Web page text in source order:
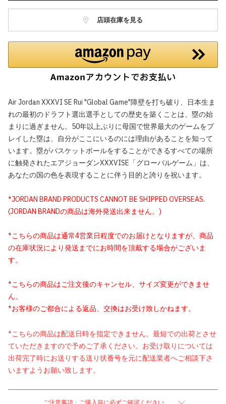
店頭在庫を見る
Air Jordan XXXVI SE Rui "Global Game"障壁を打ち破り、日本生ま
れの最初のドラフト選出選手としての歴史を築くことは、塁の始
まりに過ぎません。50年以上ぶりに母国で世界最大のゲームをプ
レイした塁は、自分がここにいるのには理由があることを知って
います。塁がバスケットボールをすることができるすべての場所
に触発されたエアジョーダンXXXVISE「グローバルゲーム」は、
あなたの国の色を表現することに伴う目的と誇りを祝います。
*JORDAN BRAND PRODUCTS CANNOT BE SHIPPED OVERSEAS.
(JORDAN BRANDの商品は海外発送出来ません。)
*こちらの商品は通常4営業日程度でのお届けとなりますが、商品
の在庫状況により発送までにお時間を頂戴する場合がございま
す。
*こちらの商品はご注文後のキャンセル、サイズ変更ができませ
ん。
*お客様のご都合による返品、交換はお受け致しかねます。
*こちらの商品は配送日時を指定できません。最短での出荷とさせ
ていただきますので予めご了承ください。お受け取りについては
出荷完了時にお送りする送り状番号を元に配送業者へご相談下さ
いますようお願い致します。
ご注意事項：ご購入前に必ずご確認ください